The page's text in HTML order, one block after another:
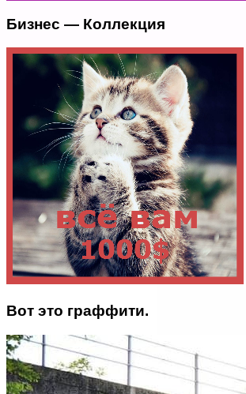
Бизнес — Коллекция
Вот это граффити.